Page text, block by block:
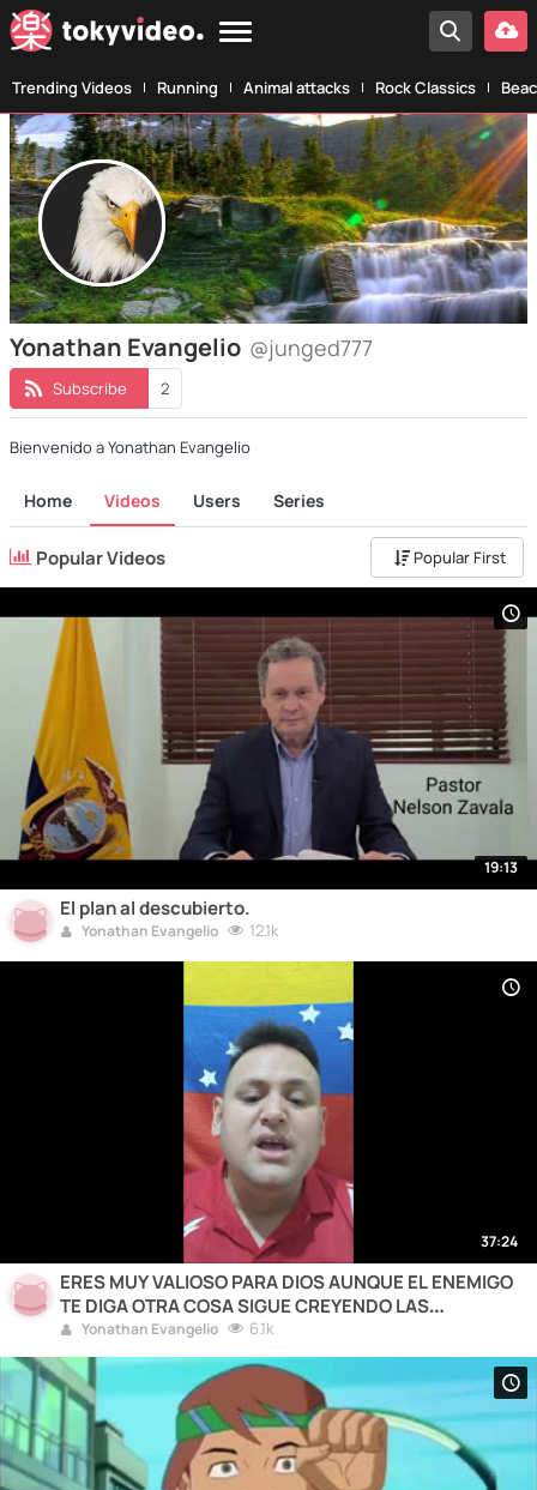
Trending Videos Running Animal attacks Rock Classics
Yonathan Evangelio @junged777
Subscribe 2
Bienvenido a Yonathan Evangelio
Home Videos Users Series
Popular Videos Popular First
19:13
El plan al descubierto.
Yonathan Evangelio 12.1k
37:24
ERES MUY VALIOSO PARA DIOS AUNQUE EL ENEMIGO
TE DIGA OTRA COSA SIGUE CREYENDO LAS
PROMESAS DEL PADRE
Yonathan Evangelio 6.1k